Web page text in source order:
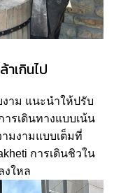
เกินไป
งาม แนะนำให้ปรับ
รเดินทางแบบเน้น
มงามแบบเต็มที่
การเดินชิวใน
ใหล